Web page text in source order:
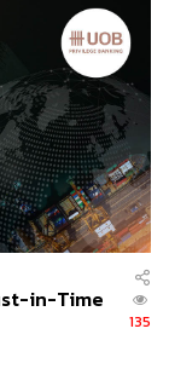
WEALTH
เศรษฐกิจและการ
บการถ่ายทอดข้อมูล
in-Time
135